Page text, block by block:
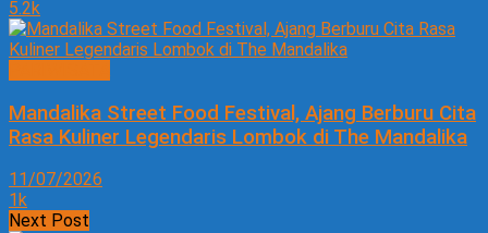
5.2k
Mandalika Street Food Festival, Ajang Berburu Cita
Rasa Kuliner Legendaris Lombok di The Mandalika
11/07/2026
1k
Next Post